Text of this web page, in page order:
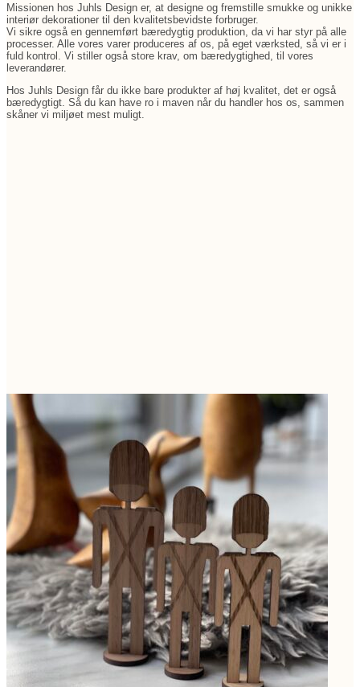
Missionen hos Juhls Design er, at designe og fremstille smukke og unikke
interiør dekorationer til den kvalitetsbevidste forbruger.
Vi sikre også en gennemført bæredygtig produktion, da vi har styr på alle
processer. Alle vores varer produceres af os, på eget værksted, så vi er i
fuld kontrol. Vi stiller også store krav, om bæredygtighed, til vores
leverandører.
Hos Juhls Design får du ikke bare produkter af høj kvalitet, det er også
bæredygtigt. Så du kan have ro i maven når du handler hos os, sammen
skåner vi miljøet mest muligt.